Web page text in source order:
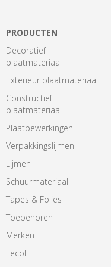
PRODUCTEN
Decoratief
plaatmateriaal
Exterieur plaatmateriaal
Constructief
plaatmateriaal
Plaatbewerkingen
Verpakkingslijmen
Lijmen
Schuurmateriaal
Tapes & Folies
Toebehoren
Merken
Lecol